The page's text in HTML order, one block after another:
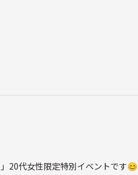
20代女性限定特別イベントです😊